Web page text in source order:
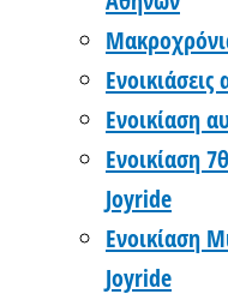
Ενοικίαση
Ενοικίαση
Joyride
Ενοικίαση
Joyride